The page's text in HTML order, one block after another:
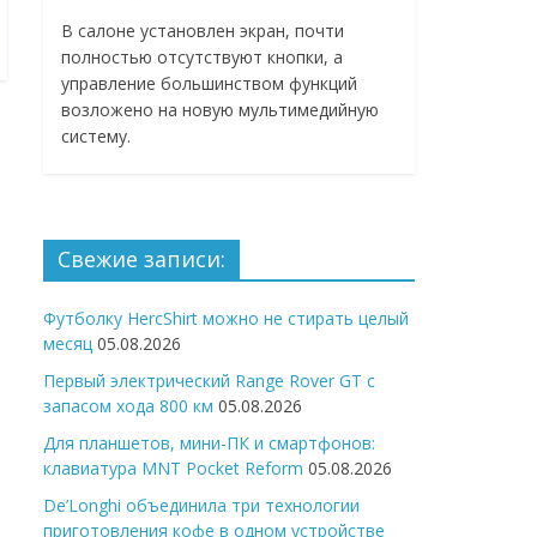
В салоне установлен экран, почти
полностью отсутствуют кнопки, а
управление большинством функций
возложено на новую мультимедийную
систему.
Свежие записи:
Футболку HercShirt можно не стирать целый
месяц 05.08.2026
Первый электрический Range Rover GT с
запасом хода 800 км 05.08.2026
Для планшетов, мини-ПК и смартфонов:
клавиатура MNT Pocket Reform 05.08.2026
De’Longhi объединила три технологии
приготовления кофе в одном устройстве